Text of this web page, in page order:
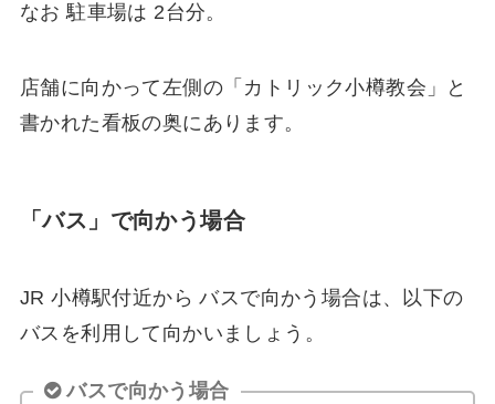
なお 駐車場は 2台分。
店舗に向かって左側の「カトリック小樽教会」と
書かれた看板の奥にあります。
「バス」で向かう場合
JR 小樽駅付近から バスで向かう場合は、以下の
バスを利用して向かいましょう。
バスで向かう場合